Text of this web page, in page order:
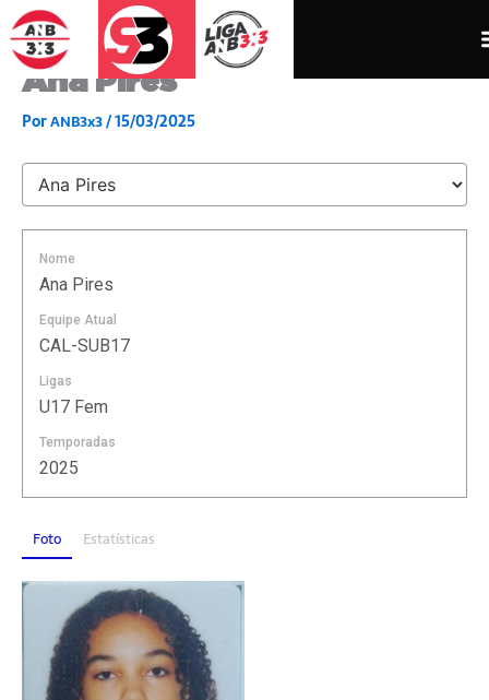
para
conteúdo
Ana Pires
PorANB3x3/15/03/2025
Nome
Ana Pires
Equipe Atual
CAL-SUB17
Ligas
U17 Fem
Temporadas
2025
Foto Estatísticas